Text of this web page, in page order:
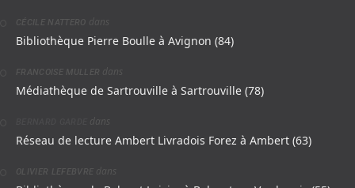
CÉCILE NATTERO dans
Bibliothèque Pierre Boulle à Avignon (84)
FRANCOISE MULLER dans
Médiathèque de Sartrouville à Sartrouville (78)
dans
Réseau de lecture Ambert Livradois Forez à Ambert (63)
OLIVIER LEFEBVRE dans